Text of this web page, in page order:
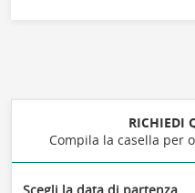
RICHIEDI
Compila la casella per
Scegli la data di partenza